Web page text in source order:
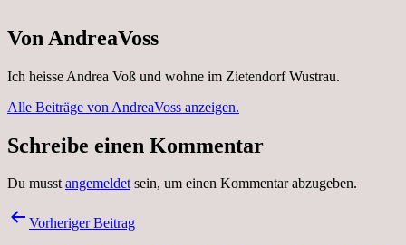
Von AndreaVoss
Ich heisse Andrea Voß und wohne im Zietendorf Wustrau.
Alle Beiträge von AndreaVoss anzeigen.
Schreibe einen Kommentar
Du musstangemeldetsein, um einen Kommentar abzugeben.
Beitragsnavigation
Vorheriger Beitrag